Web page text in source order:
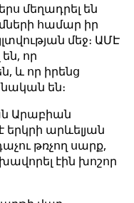
մեղադրել են
համար իր
մեջ։ ԱՄԷ
որ
և որ իրենց
են։
Արաբիան
երկրի արևելյան
թռչող սարք,
էին խոշոր